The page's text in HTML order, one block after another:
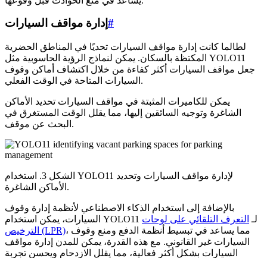
إدارة مواقف السيارات #
لطالما كانت إدارة مواقف السيارات تحديًا في المناطق الحضرية
المكتظة بالسكان. يمكن لنماذج الرؤية الحاسوبية مثل YOLO11
جعل مواقف السيارات أكثر كفاءة من خلال اكتشاف أماكن وقوف
السيارات المتاحة في الوقت الفعلي.
يمكن للكاميرات المثبتة في مواقف السيارات تحديد الأماكن
الشاغرة وتوجيه السائقين إليها، مما يقلل الوقت المستغرق في
البحث عن موقف.
الشكل 3. استخدام YOLO11 لإدارة مواقف السيارات وتحديد
الأماكن الشاغرة.
بالإضافة إلى استخدام الذكاء الاصطناعي لأنظمة إدارة وقوف
السيارات، يمكن استخدام YOLO11 لـ التعرف التلقائي على لوحات
الترخيص (LPR)، مما يساعد في تبسيط أنظمة الدفع ومنع وقوف
السيارات غير القانوني. مع هذه القدرة، يمكن للمدن إدارة مواقف
السيارات بشكل أكثر فعالية، مما يقلل الازدحام ويحسن تجربة